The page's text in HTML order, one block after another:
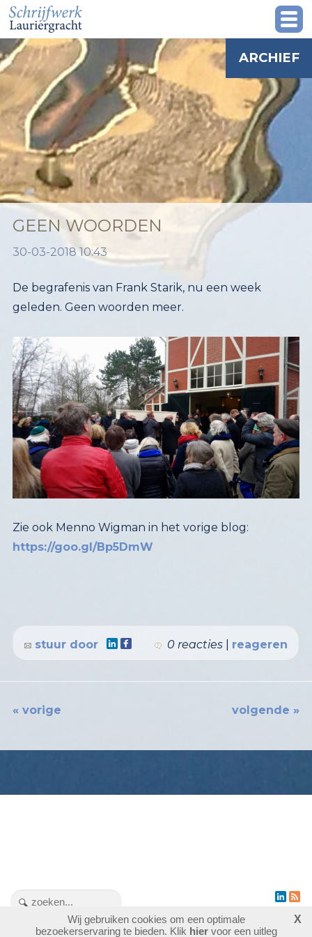
ARCHIEF
GEEN WOORDEN
30-03-2018 10:43
De begrafenis van Frank Starik, nu een week
geleden. Geen woorden meer.
Zie ook Menno Wigman in het vorige blog:
https://goo.gl/Bp5DmW
0 reacties reageren
stuur door
« vorige volgende »
1477425 bezoekers - 3 online
Wij gebruiken cookies om een optimale
bezoekerservaring te bieden. Klik hiervoor een uitleg
X